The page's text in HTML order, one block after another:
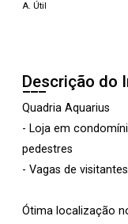
A. Útil
Descrição do
Quadria Aquarius
- Loja em
pedestres
- Vagas de
Ótima localização